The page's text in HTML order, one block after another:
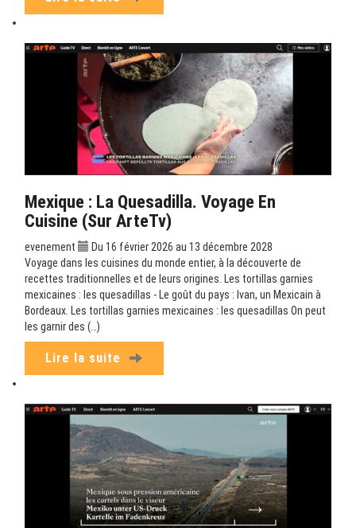
Mexique : La Quesadilla. Voyage En
Cuisine (sur ArteTv)
evenement
Du 16 février 2026 au 13 décembre 2028
Voyage dans les cuisines du monde entier, à la découverte de
recettes traditionnelles et de leurs origines. Les tortillas garnies
mexicaines : les quesadillas - Le goût du pays : Ivan, un Mexicain à
Bordeaux. Les tortillas garnies mexicaines : les quesadillas On peut
les garnir des (…)
Lire la suite